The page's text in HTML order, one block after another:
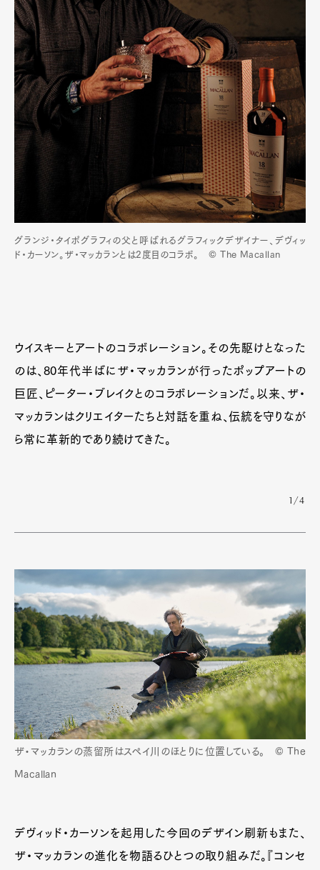
Art&DesignWatchFashion
GourmetCars
Product Culture Lifestyle
Pen Membership
Magazine
Official Columnist
About
Contact
グランジ・タイポグラフィの父と呼ばれるグラフィックデザイナー、デヴィッ
ド・カーソン。ザ・マッカランとは2度目のコラボ。 © The Macallan
ウイスキーとアートのコラボレーション。その先駆けとなった
のは、80年代半ばにザ・マッカランが行ったポップアートの
巨匠、ピーター・ブレイクとのコラボレーションだ。以来、ザ・
マッカランはクリエイターたちと対話を重ね、伝統を守りなが
ら常に革新的であり続けてきた。
1/4
ザ・マッカランの蒸留所はスペイ川のほとりに位置している。 © The
Macallan
デヴィッド・カーソンを起用した今回のデザイン刷新もまた、
ザ・マッカランの進化を物語るひとつの取り組みだ。『コンセ